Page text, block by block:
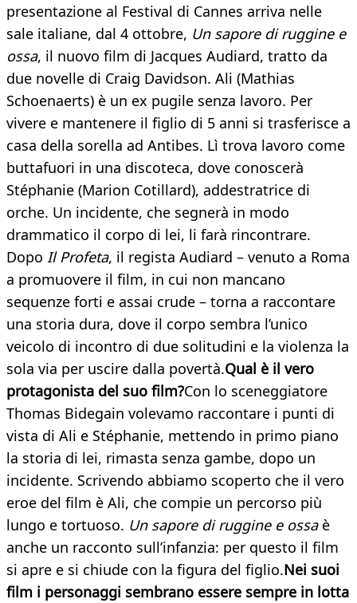
presentazione al Festival di Cannes arriva nelle
sale italiane, dal 4 ottobre, Un sapore di ruggine e
ossa, il nuovo film di Jacques Audiard, tratto da
due novelle di Craig Davidson. Ali (Mathias
Schoenaerts) è un ex pugile senza lavoro. Per
vivere e mantenere il figlio di 5 anni si trasferisce a
casa della sorella ad Antibes. Lì trova lavoro come
buttafuori in una discoteca, dove conoscerà
Stéphanie (Marion Cotillard), addestratrice di
orche. Un incidente, che segnerà in modo
drammatico il corpo di lei, li farà rincontrare.
Dopo Il Profeta, il regista Audiard – venuto a Roma
a promuovere il film, in cui non mancano
sequenze forti e assai crude – torna a raccontare
una storia dura, dove il corpo sembra l’unico
veicolo di incontro di due solitudini e la violenza la
sola via per uscire dalla povertà.Qual è il vero
protagonista del suo film?Con lo sceneggiatore
Thomas Bidegain volevamo raccontare i punti di
vista di Ali e Stéphanie, mettendo in primo piano
la storia di lei, rimasta senza gambe, dopo un
incidente. Scrivendo abbiamo scoperto che il vero
eroe del film è Ali, che compie un percorso più
lungo e tortuoso. Un sapore di ruggine e ossaè
anche un racconto sull’infanzia: per questo il film
si apre e si chiude con la figura del figlio.Nei suoi
film i personaggi sembrano essere sempre in lotta